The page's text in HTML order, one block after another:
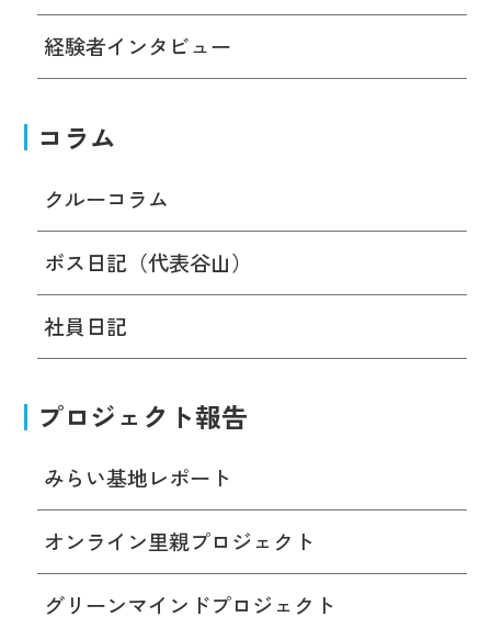
経験者インタビュー
コラム
クルーコラム
ボス日記（代表谷山）
社員日記
プロジェクト報告
みらい基地レポート
オンライン里親プロジェクト
グリーンマインドプロジェクト